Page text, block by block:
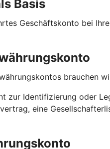
Basis
Geschäftskonto bei
brauchen
zur Identifizierung oder
eine